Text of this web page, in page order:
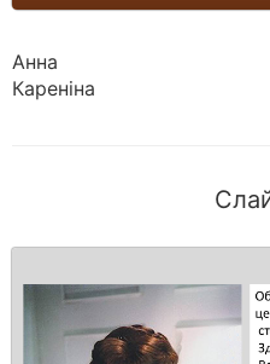
Анна
Кареніна